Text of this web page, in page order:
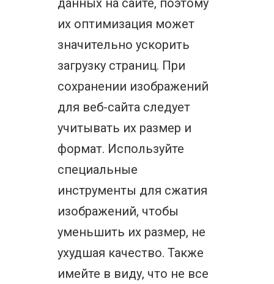
данных на сайте, поэтому
их оптимизация может
значительно ускорить
загрузку страниц. При
сохранении изображений
для веб-сайта следует
учитывать их размер и
формат. Используйте
специальные
инструменты для сжатия
изображений, чтобы
уменьшить их размер, не
ухудшая качество. Также
имейте в виду, что не все